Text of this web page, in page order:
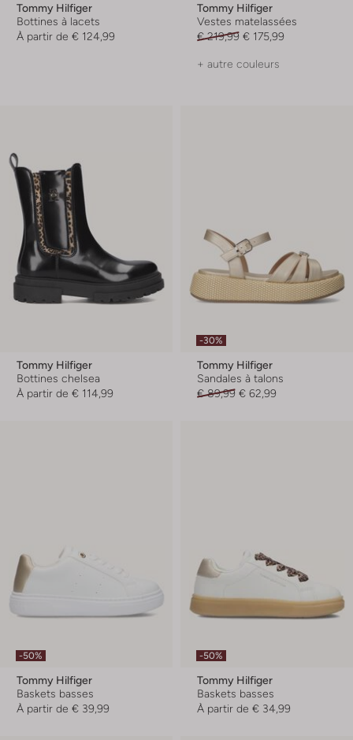
Tommy Hilfiger
Bottines à lacets
À partir de € 124,99
Tommy Hilfiger
Vestes matelassées
€ 219,99 € 175,99
+ autre couleurs
Tommy Hilfiger
Bottines chelsea
À partir de € 114,99
-30%
Tommy Hilfiger
Sandales à talons
€ 89,99 € 62,99
-50%
Tommy Hilfiger
Baskets basses
À partir de € 39,99
-50%
Tommy Hilfiger
Baskets basses
À partir de € 34,99